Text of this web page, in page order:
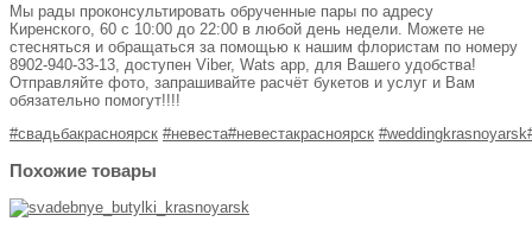
Мы рады проконсультировать обрученные пары по адресу
Киренского, 60 с 10:00 до 22:00 в любой день недели. Можете не
стесняться и обращаться за помощью к нашим флористам по номеру
8902-940-33-13, доступен Viber, Wats app, для Вашего удобства!
Отправляйте фото, запрашивайте расчёт букетов и услуг и Вам
обязательно помогут!!!!
#свадьбакрасноярск #невеста#невестакрасноярск #weddingkrasnoyarsk
Похожие товары